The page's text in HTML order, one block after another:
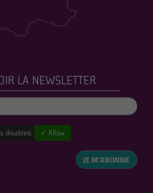
LA NEWSLETTER
disabled. ✓ Allow
JE M'ABONNE